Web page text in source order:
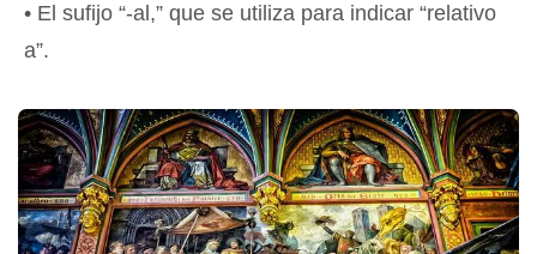
• El sufijo “-al,” que se utiliza para indicar “relativo
a”.